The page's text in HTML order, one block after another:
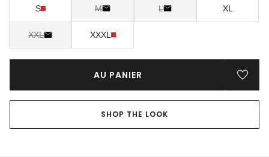
S M L XL
XXL XXXL
AU PANIER
SHOP THE LOOK